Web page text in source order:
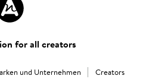
for all creators
und Unternehmen Creators